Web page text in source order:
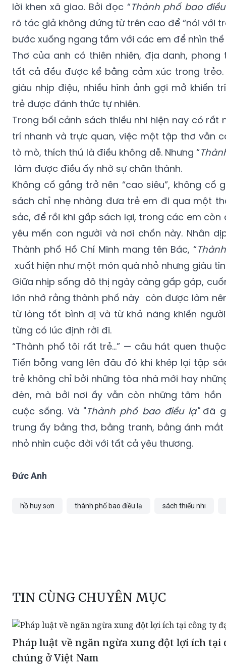
lời khen xã giao. Bởi đọc “Thành phố bao
rõ tác giả không đứng từ trên cao để “nói với
bước xuống ngang tầm với các em để nhìn thế
Thơ của anh có thiên nhiên, địa danh, phong
tất cả đều được kể bằng cảm xúc trong trẻo.
giàu nhịp điệu, nhiều hình ảnh gợi mở khiến
trẻ được đánh thức tự nhiên.
Trong bối cảnh sách thiếu nhi hiện nay có rất
trí nhanh và trực quan, việc một tập thơ vẫn
tò mò, thích thú là điều không dễ. Nhưng “
làm được điều ấy nhờ sự chân thành.
Không cố gắng trở nên “cao siêu”, không cố
sách chỉ nhẹ nhàng đưa trẻ em đi qua một
sắc, để rồi khi gấp sách lại, trong các em
yêu mến con người và nơi chốn này. Nhân
Thành phố Hồ Chí Minh mang tên Bác, “
xuất hiện như một món quà nhỏ nhưng giàu
Giữa nhịp sống đô thị ngày càng gấp gáp,
lớn nhớ rằng thành phố này còn được làm
từ lòng tốt bình dị và từ khả năng khiến
từng có lúc định rời đi.
“Thành phố tôi rất trẻ…” — câu hát quen
Tiến bỗng vang lên đâu đó khi khép lại tập
trẻ không chỉ bởi những tòa nhà mới hay
đèn, mà bởi nơi ấy vẫn còn những tâm
cuộc sống. Và "Thành phố bao điều lạ"đã
trung ấy bằng thơ, bằng tranh, bằng ánh
nhỏ nhìn cuộc đời với tất cả yêu thương.
Đức Anh
hồ huy sơn thành phố bao điều lạ sách thiếu nhi
TIN CÙNG CHUYÊN MỤC
Pháp luật về ngăn ngừa xung đột lợi ích tại
chúng ở Việt Nam